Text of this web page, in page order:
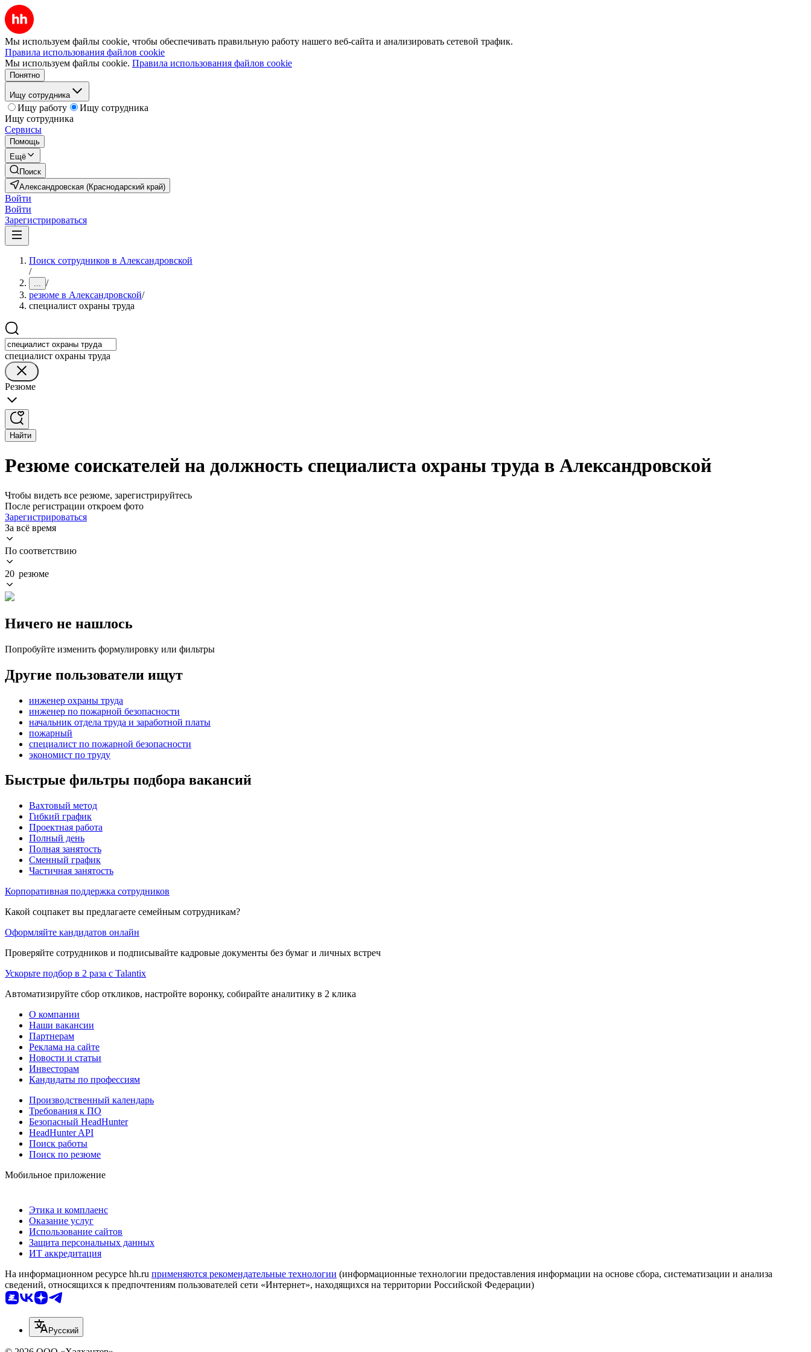
Мы используем файлы cookie, чтобы обеспечивать правильную работу нашего веб-сайта и анализировать сетевой трафик.
Правила использования файлов cookie
Мы используем файлы cookie. Правила использования файлов cookie
Понятно
Ищу сотрудника
Ищу работу
Ищу сотрудника
Ищу сотрудника
Сервисы
Помощь
Ещё
Поиск
Александровская (Краснодарский край)
Войти
Войти
Зарегистрироваться
Поиск сотрудников в Александровской
/
... /
резюме в Александровской/
специалист охраны труда
специалист охраны труда
Резюме
Найти
Резюме соискателей на должность специалиста охраны труда в Александровской
Чтобы видеть все резюме, зарегистрируйтесь
После регистрации откроем фото
Зарегистрироваться
За всё время
По соответствию
20 резюме
Ничего не нашлось
Попробуйте изменить формулировку или фильтры
Другие пользователи ищут
инженер охраны труда
инженер по пожарной безопасности
начальник отдела труда и заработной платы
пожарный
специалист по пожарной безопасности
экономист по труду
Быстрые фильтры подбора вакансий
Вахтовый метод
Гибкий график
Проектная работа
Полный день
Полная занятость
Сменный график
Частичная занятость
Корпоративная поддержка сотрудников
Какой соцпакет вы предлагаете семейным сотрудникам?
Оформляйте кандидатов онлайн
Проверяйте сотрудников и подписывайте кадровые документы без бумаг и личных встреч
Ускорьте подбор в 2 раза с Talantix
Автоматизируйте сбор откликов, настройте воронку, собирайте аналитику в 2 клика
О компании
Наши вакансии
Партнерам
Реклама на сайте
Новости и статьи
Инвесторам
Кандидаты по профессиям
Производственный календарь
Требования к ПО
Безопасный HeadHunter
HeadHunter API
Поиск работы
Поиск по резюме
Мобильное приложение
Этика и комплаенс
Оказание услуг
Использование сайтов
Защита персональных данных
ИТ аккредитация
На информационном ресурсе hh.ru применяются рекомендательные технологии (информационные технологии предоставления информации на основе сбора, систематизации и анализа
сведений, относящихся к предпочтениям пользователей сети «Интернет», находящихся на территории Российской Федерации)
Русский